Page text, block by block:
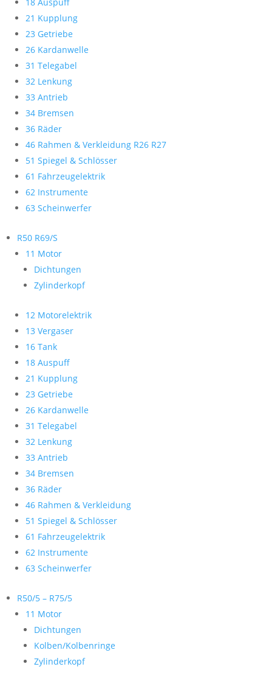
21 Kupplung
23 Getriebe
26 Kardanwelle
31 Telegabel
32 Lenkung
33 Antrieb
34 Bremsen
36 Räder
46 Rahmen & Verkleidung R26 R27
51 Spiegel & Schlösser
61 Fahrzeugelektrik
62 Instrumente
63 Scheinwerfer
R50 R69/S
11 Motor
Dichtungen
Zylinderkopf
12 Motorelektrik
13 Vergaser
16 Tank
18 Auspuff
21 Kupplung
23 Getriebe
26 Kardanwelle
31 Telegabel
32 Lenkung
33 Antrieb
34 Bremsen
36 Räder
46 Rahmen & Verkleidung
51 Spiegel & Schlösser
61 Fahrzeugelektrik
62 Instrumente
63 Scheinwerfer
R50/5 – R75/5
11 Motor
Dichtungen
Kolben/Kolbenringe
Zylinderkopf